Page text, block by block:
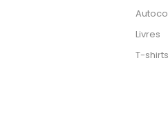
Livres
T-shirts